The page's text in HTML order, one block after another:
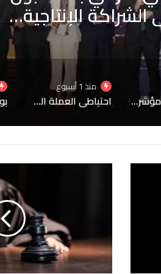
على ارتفاع بنسبة 0,37
منذ 1 أسبوع
بورصة تونس تفعل الية “القاطع الالي للتداول”